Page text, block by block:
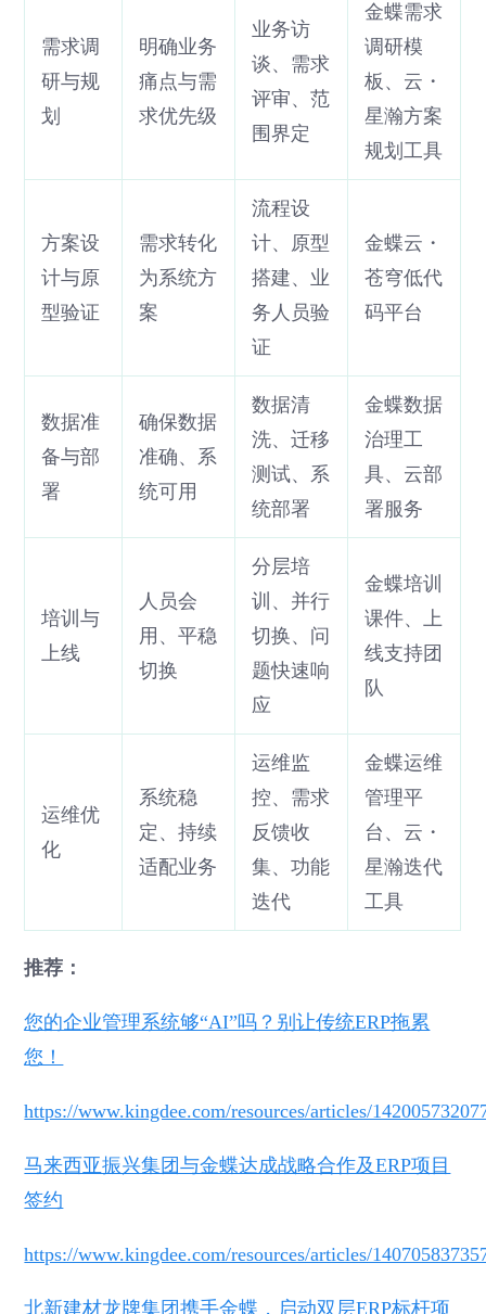
需求调
研与规
划
明确业务
痛点与需
求优先级
业务访
谈、需求
评审、范
围界定
金蝶需求
调研模
板、云・
星瀚方案
规划工具
方案设
计与原
型验证
需求转化
为系统方
案
流程设
计、原型
搭建、业
务人员验
证
金蝶云・
苍穹低代
码平台
数据准
备与部
署
确保数据
准确、系
统可用
数据清
洗、迁移
测试、系
统部署
金蝶数据
治理工
具、云部
署服务
培训与
上线
人员会
用、平稳
切换
分层培
训、并行
切换、问
题快速响
应
金蝶培训
课件、上
线支持团
队
运维优
化
系统稳
定、持续
适配业务
运维监
控、需求
反馈收
集、功能
迭代
金蝶运维
管理平
台、云・
星瀚迭代
工具
推荐：
您的企业管理系统够“AI”吗？别让传统ERP拖累
您！
https://www.kingdee.com/resources/articles/
马来西亚振兴集团与金蝶达成战略合作及ERP项目
签约
https://www.kingdee.com/resources/articles/
北新建材龙牌集团携手金蝶，启动双层ERP标杆项